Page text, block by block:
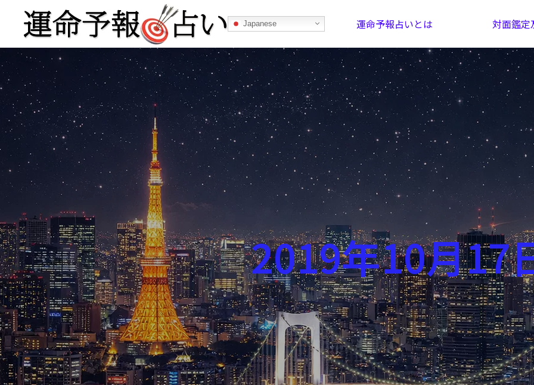
Japanese 運命予報占いとは 対面鑑定
運命予報占い
運命予報占いとは あなたの所属部屋を探そう！ 最恐の相性占い
記事カテゴリー
ブログ お知らせ 芸能界
スポーツ 競馬 社会
2019年10月17